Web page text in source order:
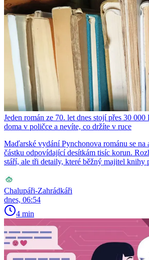
Jeden román ze 70. let dnes stojí přes 30
doma v poličce a nevíte, co držíte v ruce
Maďarské vydání Pynchonova románu se na
částku odpovídající desítkám tisíc korun.
stáří, ale tři detaily, které běžný majitel knihy
Chalupáři-Zahrádkáři
dnes, 06:54
4 min